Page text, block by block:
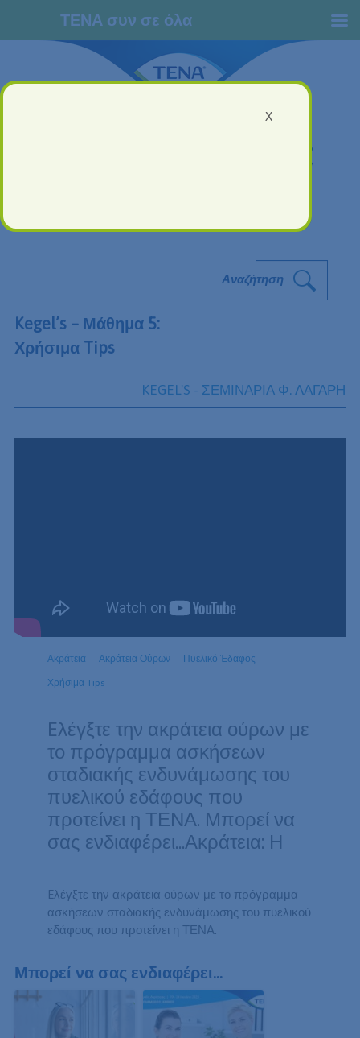
Αναζήτηση
Kegel’s – Μάθημα 5:
Χρήσιμα Tips
KEGEL'S - ΣΕΜΙΝΑΡΙΑ Φ. ΛΑΓΑΡΗ
Ακράτεια Ακράτεια Ούρων Πυελικό Έδαφος
Χρήσιμα Tips
Eλέγξτε την ακράτεια ούρων με
το πρόγραμμα ασκήσεων
σταδιακής ενδυνάμωσης του
πυελικού εδάφους που
προτείνει η ΤΕΝΑ. Μπορεί να
σας ενδιαφέρει...Ακράτεια: Η
Eλέγξτε την ακράτεια ούρων με το πρόγραμμα
ασκήσεων σταδιακής ενδυνάμωσης του πυελικού
εδάφους που προτείνει η ΤΕΝΑ.
Μπορεί να σας ενδιαφέρει...
ΤΕΝΑ συν σε όλα
X